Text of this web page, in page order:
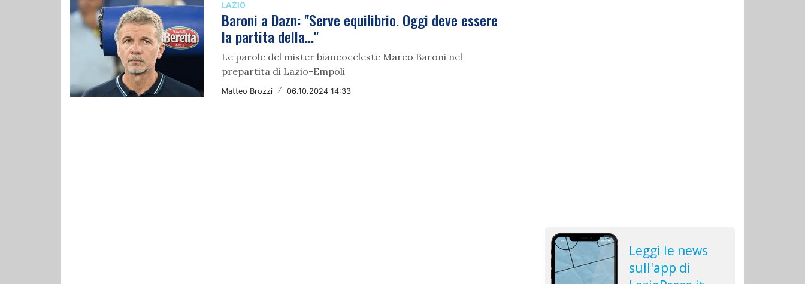
LAZIO
Baroni a Dazn: "Serve equilibrio. Oggi deve essere
la partita della..."
Le parole del mister biancoceleste Marco Baroni nel
prepartita di Lazio-Empoli
Matteo Brozzi / 06.10.2024 14:33